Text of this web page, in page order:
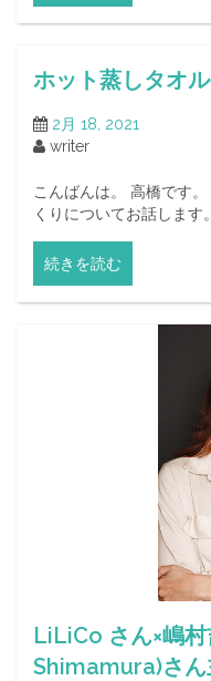
ホット蒸しタオ
2月 18, 2021
writer
こんばんは。 高橋です
くりについてお話します
続きを読む
LiLiCo さん×嶋
Shimamura)さん